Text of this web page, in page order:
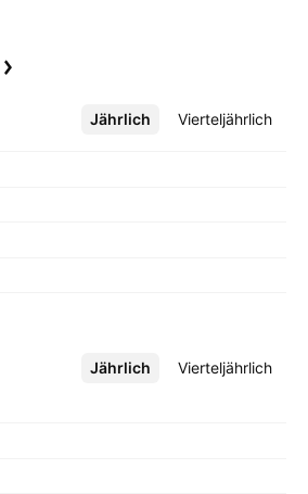
Jährlich Vierteljährlich
Mehr
Jährlich Vierteljährlich
Mehr